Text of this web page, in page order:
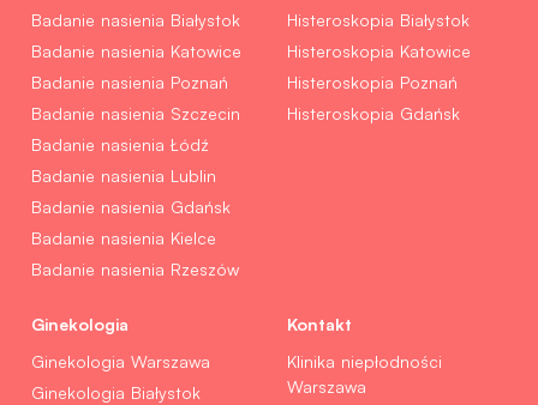
Badanie nasienia Białystok
Badanie nasienia Katowice
Badanie nasienia Poznań
Badanie nasienia Szczecin
Badanie nasienia Łódź
Badanie nasienia Lublin
Badanie nasienia Gdańsk
Badanie nasienia Kielce
Badanie nasienia Rzeszów
Histeroskopia Białystok
Histeroskopia Katowice
Histeroskopia Poznań
Histeroskopia Gdańsk
Ginekologia
Ginekologia Warszawa
Ginekologia Białystok
Kontakt
Klinika niepłodności
Warszawa